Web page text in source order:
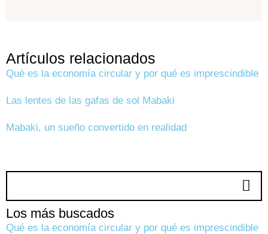
Artículos relacionados
Qué es la economía circular y por qué es imprescindible
Las lentes de las gafas de sol Mabaki
Mabaki, un sueño convertido en realidad
Los más buscados
Qué es la economía circular y por qué es imprescindible